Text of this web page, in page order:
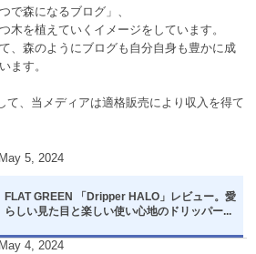
で森になるブログ」、
木を植えていくイメージをしています。
、森のようにブログも自分自身も豊かに成
ます。
て、当メディアは適格販売により収入を得て
May 5, 2024
FLAT GREEN 「Dripper HALO」レビュー。愛
らしい見た目と楽しい使い心地のドリッパー...
May 4, 2024